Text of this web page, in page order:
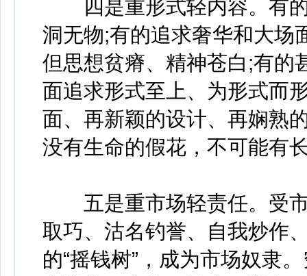
四是重形式轻内容。有的
洞无物;有的追求奢华和大场
但思想贫瘠、精神苍白;有的
面追求形式至上、为形式而
面、再新颖的设计、再娴熟
没有生命的假花，不可能有
五是重市场轻责任。受市
取巧、沽名钓誉、自我炒作
的“摇钱树”，成为市场奴隶